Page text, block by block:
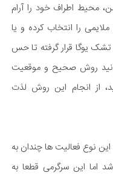
محیط اطراف خود را آرام
را انتخاب کرده و یا
یوگا قرار گرفته تا حس
روش صحیح و موقعیت
از انجام این روش لذت
نوع فعالیت ها چندان به
اما این سرگرمی قطعا به